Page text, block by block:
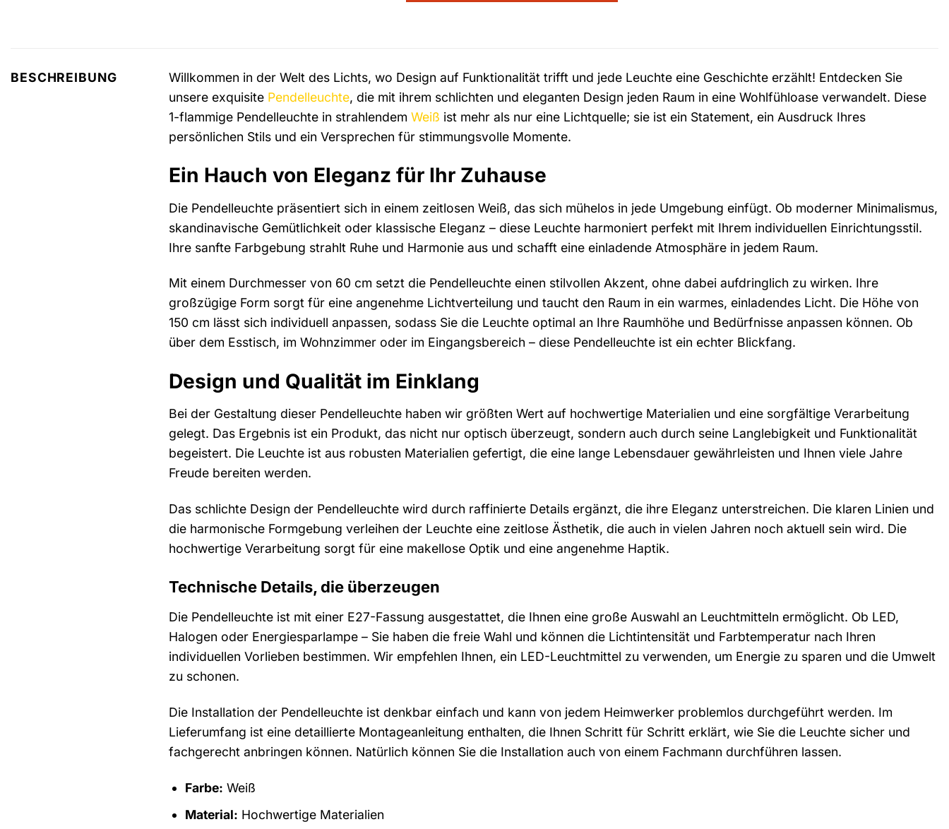
BESCHREIBUNG
Willkommen in der Welt des Lichts, wo Design auf Funktionalität trifft und jede Leuchte eine Geschichte erzählt! Entdecken Sie
unsere exquisite Pendelleuchte, die mit ihrem schlichten und eleganten Design jeden Raum in eine Wohlfühloase verwandelt. Diese
1-flammige Pendelleuchte in strahlendem Weiß ist mehr als nur eine Lichtquelle; sie ist ein Statement, ein Ausdruck Ihres
persönlichen Stils und ein Versprechen für stimmungsvolle Momente.
Ein Hauch von Eleganz für Ihr Zuhause
Die Pendelleuchte präsentiert sich in einem zeitlosen Weiß, das sich mühelos in jede Umgebung einfügt. Ob moderner Minimalismus,
skandinavische Gemütlichkeit oder klassische Eleganz – diese Leuchte harmoniert perfekt mit Ihrem individuellen Einrichtungsstil.
Ihre sanfte Farbgebung strahlt Ruhe und Harmonie aus und schafft eine einladende Atmosphäre in jedem Raum.
Mit einem Durchmesser von 60 cm setzt die Pendelleuchte einen stilvollen Akzent, ohne dabei aufdringlich zu wirken. Ihre
großzügige Form sorgt für eine angenehme Lichtverteilung und taucht den Raum in ein warmes, einladendes Licht. Die Höhe von
150 cm lässt sich individuell anpassen, sodass Sie die Leuchte optimal an Ihre Raumhöhe und Bedürfnisse anpassen können. Ob
über dem Esstisch, im Wohnzimmer oder im Eingangsbereich – diese Pendelleuchte ist ein echter Blickfang.
Design und Qualität im Einklang
Bei der Gestaltung dieser Pendelleuchte haben wir größten Wert auf hochwertige Materialien und eine sorgfältige Verarbeitung
gelegt. Das Ergebnis ist ein Produkt, das nicht nur optisch überzeugt, sondern auch durch seine Langlebigkeit und Funktionalität
begeistert. Die Leuchte ist aus robusten Materialien gefertigt, die eine lange Lebensdauer gewährleisten und Ihnen viele Jahre
Freude bereiten werden.
Das schlichte Design der Pendelleuchte wird durch raffinierte Details ergänzt, die ihre Eleganz unterstreichen. Die klaren Linien und
die harmonische Formgebung verleihen der Leuchte eine zeitlose Ästhetik, die auch in vielen Jahren noch aktuell sein wird. Die
hochwertige Verarbeitung sorgt für eine makellose Optik und eine angenehme Haptik.
Technische Details, die überzeugen
Die Pendelleuchte ist mit einer E27-Fassung ausgestattet, die Ihnen eine große Auswahl an Leuchtmitteln ermöglicht. Ob LED,
Halogen oder Energiesparlampe – Sie haben die freie Wahl und können die Lichtintensität und Farbtemperatur nach Ihren
individuellen Vorlieben bestimmen. Wir empfehlen Ihnen, ein LED-Leuchtmittel zu verwenden, um Energie zu sparen und die Umwelt
zu schonen.
Die Installation der Pendelleuchte ist denkbar einfach und kann von jedem Heimwerker problemlos durchgeführt werden. Im
Lieferumfang ist eine detaillierte Montageanleitung enthalten, die Ihnen Schritt für Schritt erklärt, wie Sie die Leuchte sicher und
fachgerecht anbringen können. Natürlich können Sie die Installation auch von einem Fachmann durchführen lassen.
Farbe: Weiß
Material: Hochwertige Materialien